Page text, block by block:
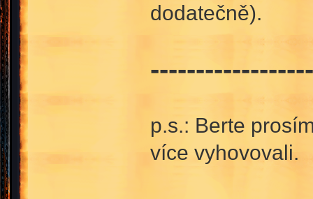
dodatečně).
p.s.: Berte
více vyhovovali.